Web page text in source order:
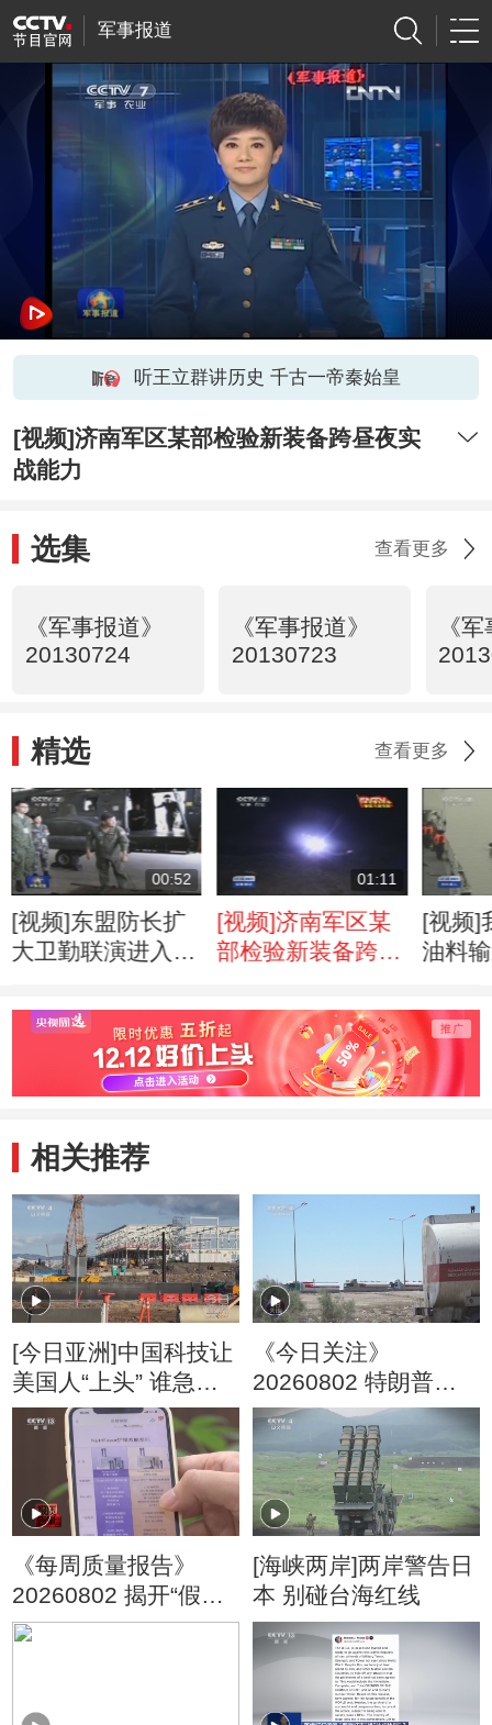
军事报道
听王立群讲历史 千古一帝秦始皇
[视频]济南军区某部检验新装备跨昼夜实
战能力
选集 查看更多
《军事报道》
20130724
《军事报道》
20130723
《
精选 查看更多
00:52
[视频]东盟防长扩
大卫勤联演进入桌
01:11
[视频]济南军区某
部检验新装备跨昼
[视频]
油料
相关推荐
[今日亚洲]中国科技让
美国人“上头” 谁急
了？
《今日关注》
20260802 特朗普叫
停“最大规模”打击 伊
朗称摧毁美军F-35战
机
《每周质量报告》
20260802 揭开“假洋
牌”的真面目
[海峡两岸]两岸警告日
本 别碰台海红线